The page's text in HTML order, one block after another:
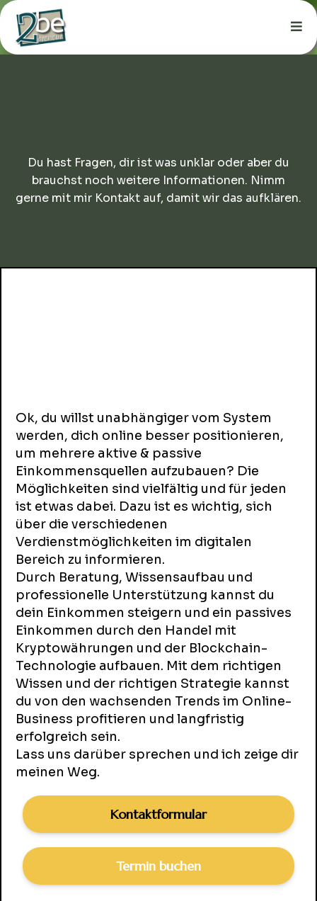
Du hast Fragen, dir ist was unklar oder aber du
brauchst noch weitere Informationen. Nimm
gerne mit mir Kontakt auf, damit wir das aufklären.
Ok, du willst unabhängiger vom System
werden, dich online besser positionieren,
um mehrere aktive & passive
Einkommensquellen aufzubauen? Die
Möglichkeiten sind vielfältig und für jeden
ist etwas dabei. Dazu ist es wichtig, sich
über die verschiedenen
Verdienstmöglichkeiten im digitalen
Bereich zu informieren.
Durch Beratung, Wissensaufbau und
professionelle Unterstützung kannst du
dein Einkommen steigern und ein passives
Einkommen durch den Handel mit
Kryptowährungen und der Blockchain-
Technologie aufbauen. Mit dem richtigen
Wissen und der richtigen Strategie kannst
du von den wachsenden Trends im Online-
Business profitieren und langfristig
erfolgreich sein.
Lass uns darüber sprechen und ich zeige dir
meinen Weg.
Kontaktformular
Termin buchen